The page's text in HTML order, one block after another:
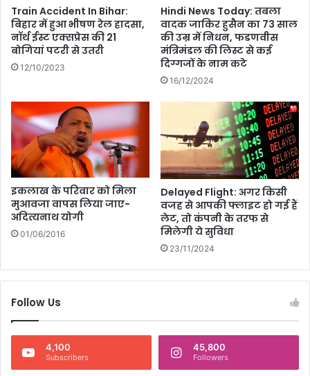
ब
अ
ख्त
र
य
ह
यू
ट्यू
ब
चै
न
ल
बै
P
S
C
:
कें
शि
क्षा
मं
त्री
ध
र्में
द्र
प्र
धा
न
आ
ई
ए
स
स
न
Train Accident In Bihar:
बिहार में हुआ भीषण रेल हादसा,
नॉर्थ ईस्ट एक्सप्रेस की 21
बोगियां पटरी से उतरी
12/10/2023
Hindi News Today: तबला
वादक जाकिर हुसैन का 73 साल
की उम्र में निधन, फडणवीस
मंत्रिमंडल की लिस्ट से कई
दिग्गजों के नाम कटे
16/12/2024
इकलाख के परिवार को मिला
मुआवजा वापस लिया जाए-
अदित्यनाथ योगी
01/06/2016
Delayed Flight: अगर किसी
वजह से आपकी फ्लाइट हो गई हैं
लेट, तो कंपनी के तरफ से
मिलेगी ये सुविधा
23/11/2024
Follow Us
4,100
Subscribers
45,800
Followers